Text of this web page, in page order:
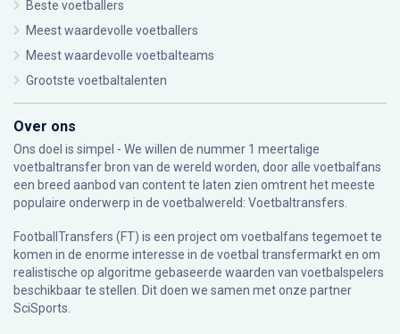
Beste voetballers
Meest waardevolle voetballers
Meest waardevolle voetbalteams
Grootste voetbaltalenten
Over ons
Ons doel is simpel - We willen de nummer 1 meertalige
voetbaltransfer bron van de wereld worden, door alle voetbalfans
een breed aanbod van content te laten zien omtrent het meeste
populaire onderwerp in de voetbalwereld: Voetbaltransfers.
FootballTransfers (FT) is een project om voetbalfans tegemoet te
komen in de enorme interesse in de voetbal transfermarkt en om
realistische op algoritme gebaseerde waarden van voetbalspelers
beschikbaar te stellen. Dit doen we samen met onze partner
SciSports